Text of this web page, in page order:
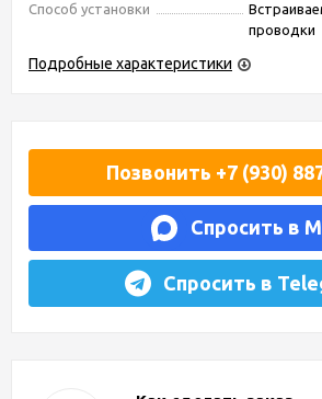
Способ установки
проводки
Подробные характеристики
Позвонить +7 (930)
Спросить в
Спросить в